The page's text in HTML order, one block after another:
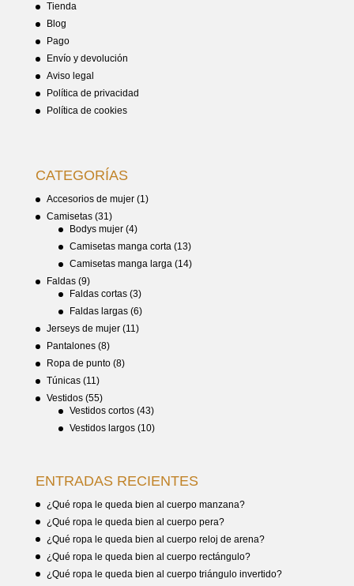
Tienda
Blog
Pago
Envío y devolución
Aviso legal
Política de privacidad
Política de cookies
CATEGORÍAS
Accesorios de mujer (1)
Camisetas (31)
Bodys mujer (4)
Camisetas manga corta (13)
Camisetas manga larga (14)
Faldas (9)
Faldas cortas (3)
Faldas largas (6)
Jerseys de mujer (11)
Pantalones (8)
Ropa de punto (8)
Túnicas (11)
Vestidos (55)
Vestidos cortos (43)
Vestidos largos (10)
ENTRADAS RECIENTES
¿Qué ropa le queda bien al cuerpo manzana?
¿Qué ropa le queda bien al cuerpo pera?
¿Qué ropa le queda bien al cuerpo reloj de arena?
¿Qué ropa le queda bien al cuerpo rectángulo?
¿Qué ropa le queda bien al cuerpo triángulo invertido?